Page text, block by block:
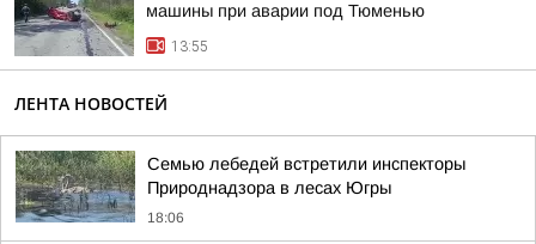
машины при аварии под Тюменью
13:55
ЛЕНТА НОВОСТЕЙ
Семью лебедей встретили инспекторы
Природнадзора в лесах Югры
18:06